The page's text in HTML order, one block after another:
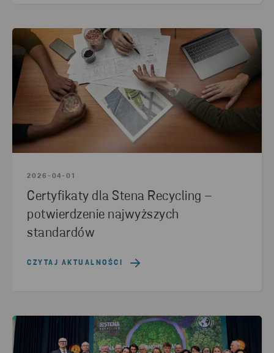
2026-04-01
Certyfikaty dla Stena Recycling –
potwierdzenie najwyższych
standardów
CZYTAJ AKTUALNOŚCI